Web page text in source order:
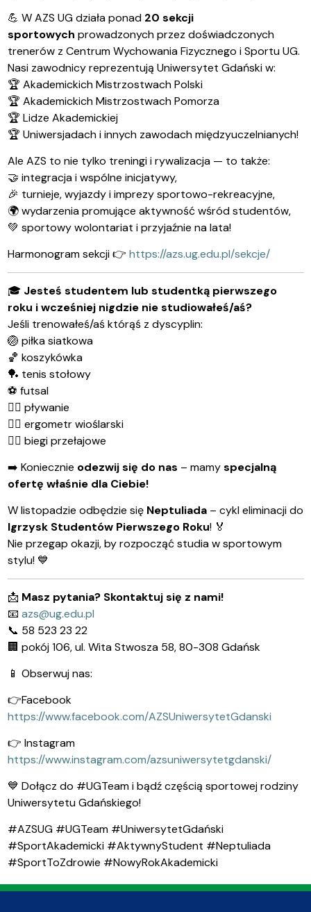
💪 W AZS UG działa ponad 20 sekcji
sportowych prowadzonych przez doświadczonych
trenerów z Centrum Wychowania Fizycznego i Sportu UG.
Nasi zawodnicy reprezentują Uniwersytet Gdański w:
🏆 Akademickich Mistrzostwach Polski
🏆 Akademickich Mistrzostwach Pomorza
🏆 Lidze Akademickiej
🏆 Uniwersjadach i innych zawodach międzyuczelnianych!
Ale AZS to nie tylko treningi i rywalizacja — to także:
🤝 integracja i wspólne inicjatywy,
🎉 turnieje, wyjazdy i imprezy sportowo-rekreacyjne,
🌍wydarzenia promujące aktywność wśród studentów,
💚 sportowy wolontariat i przyjaźnie na lata!
Harmonogram sekcji👉 https://azs.ug.edu.pl/sekcje/
🎓 Jesteś studentem lub studentką pierwszego
roku i wcześniej nigdzie nie studiowałeś/aś?
Jeśli trenowałeś/aś którąś z dyscyplin:
🏐 piłka siatkowa
🏀 koszykówka
🏓 tenis stołowy
⚽ futsal
🏊‍♀️ pływanie
🚣‍♂️ ergometr wioślarski
🏃‍♂️ biegi przełajowe
➡️ Koniecznie odezwij się do nas – mamyspecjalną
ofertę właśnie dla Ciebie!
W listopadzie odbędzie się Neptuliada– cykl eliminacji do
Igrzysk Studentów Pierwszego Roku! 🏅
Nie przegap okazji, by rozpocząć studia w sportowym
stylu! 💙
📩 Masz pytania? Skontaktuj się z nami!
📧 azs@ug.edu.pl
📞 58 523 23 22
🏢 pokój 106, ul. Wita Stwosza 58, 80-308 Gdańsk
📱 Obserwuj nas:
👉Facebook
https://www.facebook.com/AZSUniwersytetGdanski
👉 Instagram
https://www.instagram.com/azsuniwersytetgdanski/
💙 Dołącz do #UGTeam i bądź częścią sportowej rodziny
Uniwersytetu Gdańskiego!
#AZSUG #UGTeam #UniwersytetGdański
#SportAkademicki #AktywnyStudent #Neptuliada
#SportToZdrowie #NowyRokAkademicki